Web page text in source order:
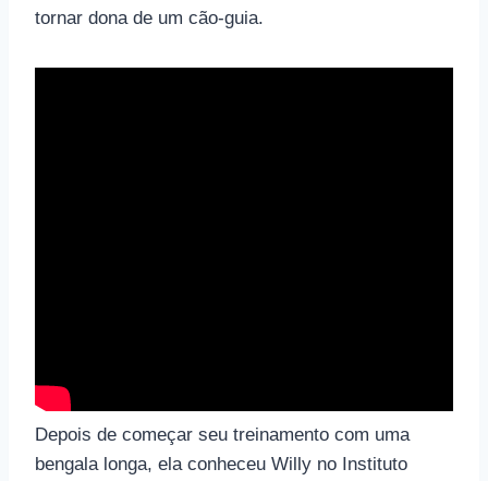
tornar dona de um cão-guia.
Depois de começar seu treinamento com uma
bengala longa, ela conheceu Willy no Instituto